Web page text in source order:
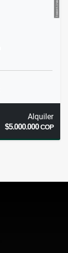
Alquiler
$5.000.000COP